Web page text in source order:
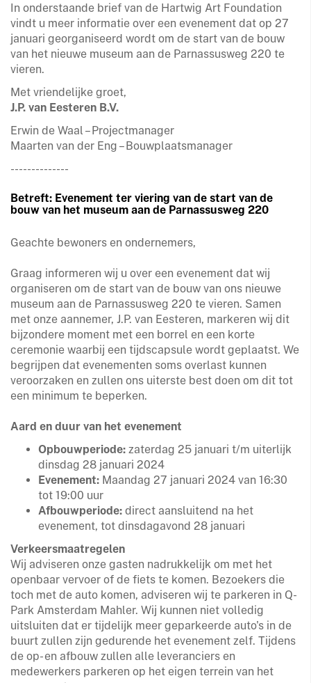
In onderstaande brief van de Hartwig Art Foundation
vindt u meer informatie over een evenement dat op 27
januari georganiseerd wordt om de start van de bouw
van het nieuwe museum aan de Parnassusweg 220 te
vieren.
Met vriendelijke groet,
J.P. van Eesteren B.V.
Erwin de Waal – Projectmanager
Maarten van der Eng – Bouwplaatsmanager
--------------
Betreft: Evenement ter viering van de start van de
bouw van het museum aan de Parnassusweg 220
Geachte bewoners en ondernemers,
Graag informeren wij u over een evenement dat wij
organiseren om de start van de bouw van ons nieuwe
museum aan de Parnassusweg 220 te vieren. Samen
met onze aannemer, J.P. van Eesteren, markeren wij dit
bijzondere moment met een borrel en een korte
ceremonie waarbij een tijdscapsule wordt geplaatst. We
begrijpen dat evenementen soms overlast kunnen
veroorzaken en zullen ons uiterste best doen om dit tot
een minimum te beperken.
Aard en duur van het evenement
Opbouwperiode: zaterdag 25 januari t/m uiterlijk
dinsdag 28 januari 2024
Evenement: Maandag 27 januari 2024 van 16:30
tot 19:00 uur
Afbouwperiode: direct aansluitend na het
evenement, tot dinsdagavond 28 januari
Verkeersmaatregelen
Wij adviseren onze gasten nadrukkelijk om met het
openbaar vervoer of de fiets te komen. Bezoekers die
toch met de auto komen, adviseren wij te parkeren in Q-
Park Amsterdam Mahler. Wij kunnen niet volledig
uitsluiten dat er tijdelijk meer geparkeerde auto's in de
buurt zullen zijn gedurende het evenement zelf. Tijdens
de op- en afbouw zullen alle leveranciers en
medewerkers parkeren op het eigen terrein van het